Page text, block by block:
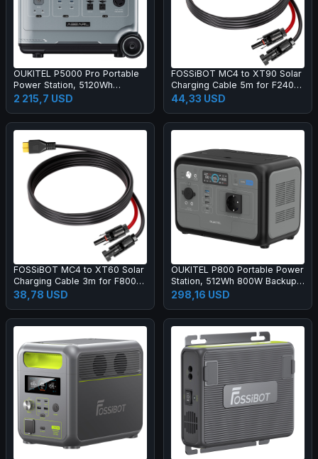
OUKITEL P5000 Pro Portable
Power Station, 5120Wh
LiFePO4 Battery, 4000W AC
Output, Smart Temperature
Seamless UPS Battery Backup,
15 Outputs, App Control, with
Wheels
2 215,7 USD
FOSSiBOT MC4 to XT90 Solar
Charging Cable 5m for F2400
F3600 F3600 Pro
44,33 USD
FOSSiBOT MC4 to XT60 Solar
Charging Cable 3m for F800
F1200 F1800
38,78 USD
OUKITEL P800 Portable Power
Station, 512Wh 800W Backup
Battery with AC+DC Fast
Charging, Solar Generator for
298,16 USD